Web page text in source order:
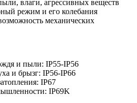
влаги, агрессивных веществ
режим и его колебания
механических
и пыли: IP55-IP56
и брызг: IP56-IP66
IP67
IP69K